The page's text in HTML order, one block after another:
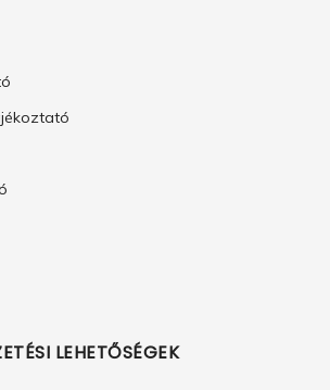
LEHETŐSÉGEK